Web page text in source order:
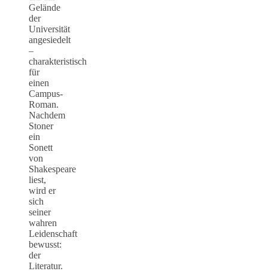
Gelände
der
Universität
angesiedelt
–
charakteristisch
für
einen
Campus-
Roman.
Nachdem
Stoner
ein
Sonett
von
Shakespeare
liest,
wird er
sich
seiner
wahren
Leidenschaft
bewusst:
der
Literatur.